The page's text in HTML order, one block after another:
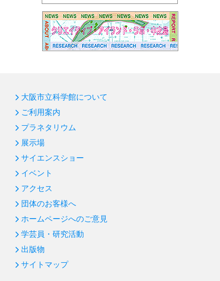
大阪市立科学館について
ご利用案内
プラネタリウム
展示場
サイエンスショー
イベント
アクセス
団体のお客様へ
ホームページへのご意見
学芸員・研究活動
出版物
サイトマップ